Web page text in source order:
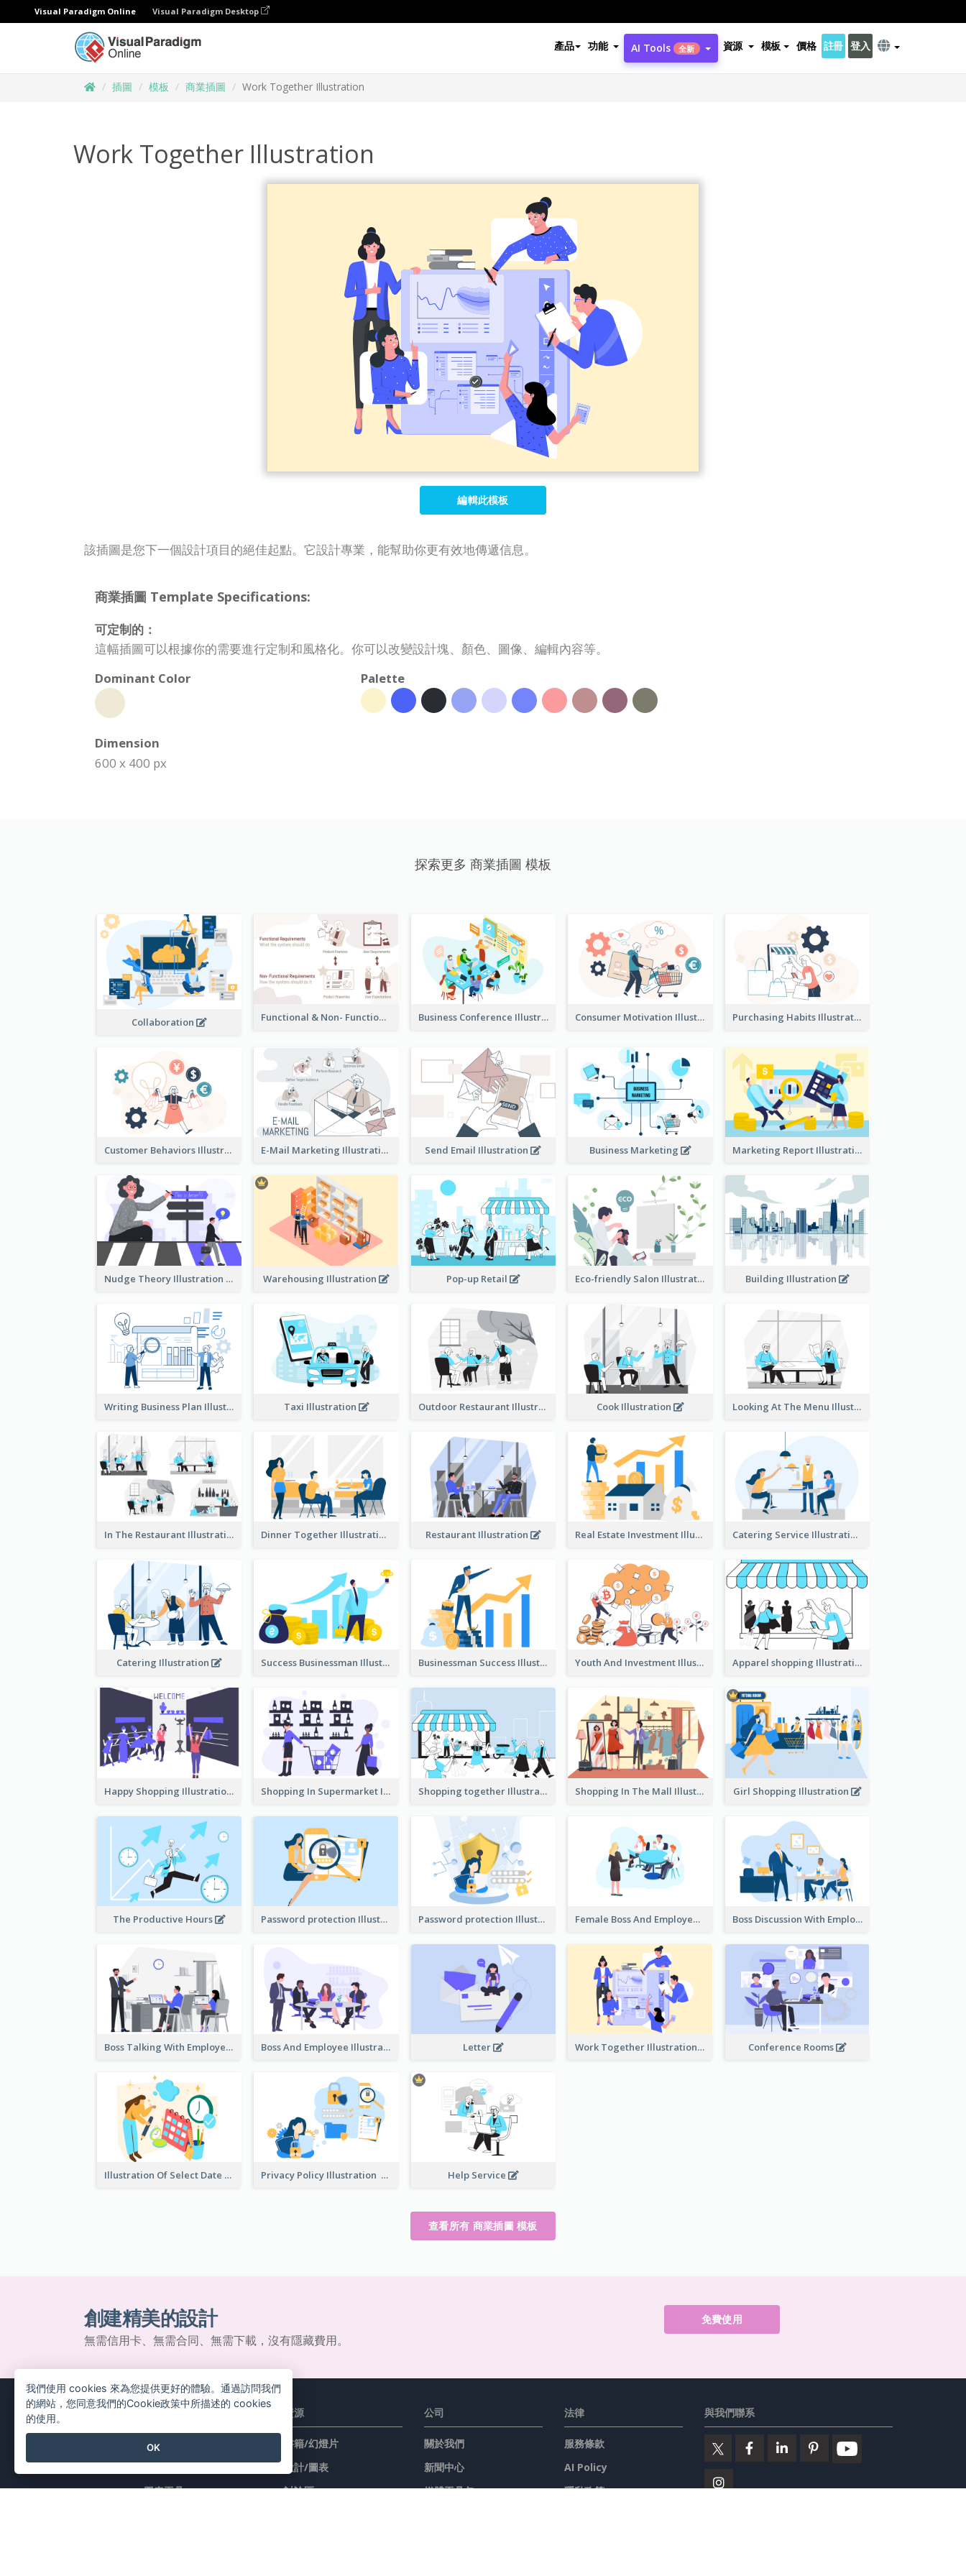
Visual Paradigm Online Visual Paradigm Desktop
產品 功能 AI Tools 全新 資源 模板 價格 註冊 登入
插圖 模板 商業插圖 Work Together Illustration
Work Together Illustration
編輯此模板
該插圖是您下一個設計項目的絕佳起點。它設計專業，能幫助你更有效地傳遞信息。
商業插圖 Template Specifications:
可定制的：
這幅插圖可以根據你的需要進行定制和風格化。你可以改變設計塊、顏色、圖像、編輯內容等。
Dominant Color
Palette
Dimension
600 x 400 px
探索更多 商業插圖 模板
Collaboration Functional & Non- Functional Requirements Illustration Business Conference Illustration Consumer Motivation Illustration Purchasing Habits Illustration
Customer Behaviors Illustration E-Mail Marketing Illustration Send Email Illustration Business Marketing Marketing Report Illustration
Nudge Theory Illustration Warehousing Illustration Pop-up Retail Eco-friendly Salon Illustration Building Illustration
Writing Business Plan Illustration Taxi Illustration Outdoor Restaurant Illustration Cook Illustration Looking At The Menu Illustration
In The Restaurant Illustration Dinner Together Illustration Restaurant Illustration Real Estate Investment Illustration Catering Service Illustration
Catering Illustration Success Businessman Illustration Businessman Success Illustration Youth And Investment Illustration Apparel shopping Illustration
Happy Shopping Illustration Shopping In Supermarket Illustration Shopping together Illustration Shopping In The Mall Illustration Girl Shopping Illustration
The Productive Hours Password protection Illustration 2 Password protection Illustration Female Boss And Employee Illustration Boss Discussion With Employee Illustration
Boss Talking With Employee Illustration Boss And Employee Illustration Letter Work Together Illustration Conference Rooms
Illustration Of Select Date & Time Privacy Policy Illustration Help Service
查看所有 商業插圖 模板
創建精美的設計
無需信用卡、無需合同、無需下載，沒有隱藏費用。
免費使用
PDF 工具套件
圖表工具
資源
書籍/幻燈片
設計/圖表
討論區
公司
關於我們
新聞中心
媒體工具包
法律
服務條款
AI Policy
隱私政策
與我們聯系
我們使用 cookies 來為您提供更好的體驗。通過訪問我們
的網站，您同意我們的Cookie政策中所描述的 cookies
的使用。
OK